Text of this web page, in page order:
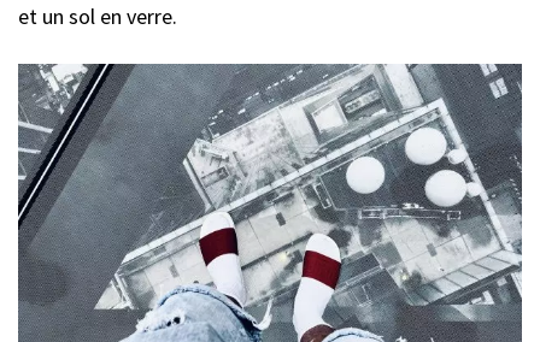
et un sol en verre.